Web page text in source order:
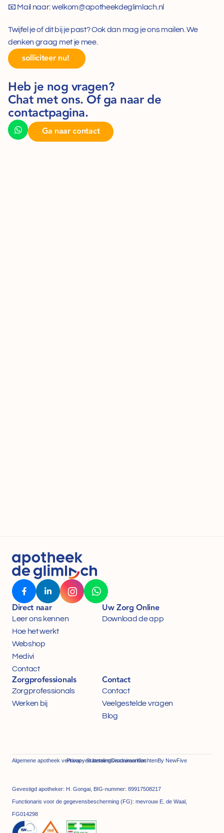
📧 Mail naar: welkom@apotheekdeglimlach.nl
Twijfel je of dit bij je past? Ook dan mag je ons mailen. We
denken graag met je mee.
solliciteer nu!
Heb je nog vragen?
Chat met ons. Of ga naar de
contactpagina.
Ga naar contact
Direct naar
Leer ons kennen
Hoe het werkt
Webshop
Medivi
Contact
Uw Zorg Online
Download de app
Zorgprofessionals
Zorgprofessionals
Werken bij
Contact
Contact
Veelgestelde vragen
Blog
Algemene apotheek verkoop- en betalingsvoorwaarden
Privacy StatementDisclaimerKlachtenBy NewFive
Gevestigd apotheker: H. Gongai, BIG-nummer: 89917508217
Functionaris voor de gegevensbescherming (FG): mevrouw E. de Waal,
FG014298